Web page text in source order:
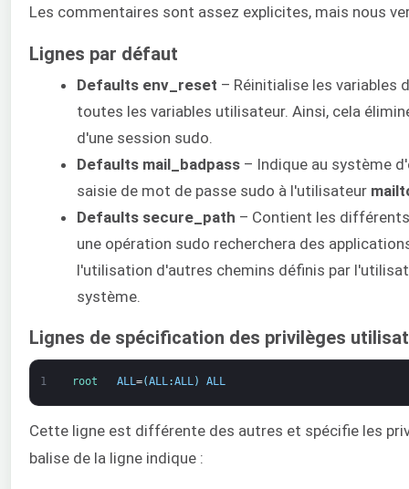
Les commentaires sont assez explicites, mais nous
Lignes par défaut
Defaults env_reset – Réinitialise les variables
toutes les variables utilisateur. Ainsi, cela
d'une session sudo.
Defaults mail_badpass – Indique au système
saisie de mot de passe sudo à l'utilisateur
Defaults secure_path – Contient les
une opération sudo recherchera des
l'utilisation d'autres chemins définis par
système.
Lignes de spécification des privilèges
1 root ALL=(ALL:ALL) ALL
Cette ligne est différente des autres et spécifie les
balise de la ligne indique :